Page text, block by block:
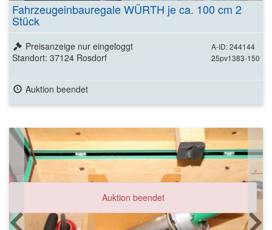
Fahrzeugeinbauregale WÜRTH je ca. 100 cm 2
Stück
A-ID: 244144
25pv1383-150
Preisanzeige nur eingeloggt
Standort: 37124 Rosdorf
Auktion beendet
Auktion beendet